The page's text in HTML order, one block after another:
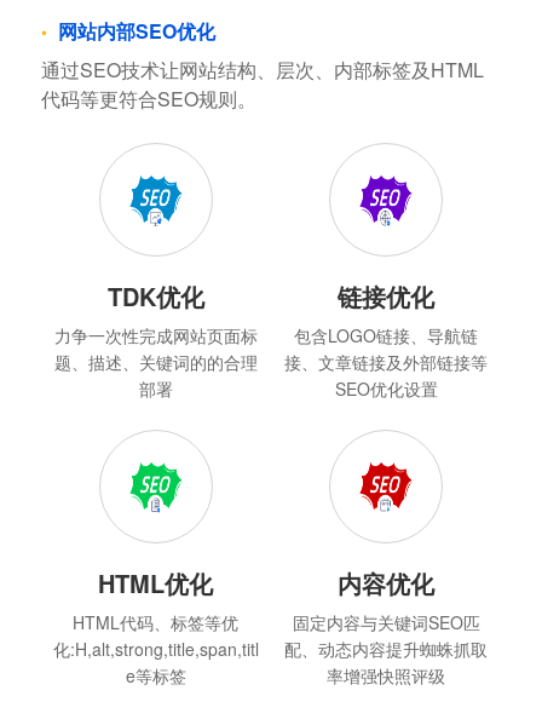
网站内部SEO优化
通过SEO技术让网站结构、层次、内部标签及HTML
代码等更符合SEO规则。
TDK优化
力争一次性完成网站页面标
题、描述、关键词的的合理
部署
链接优化
包含LOGO链接、导航链
接、文章链接及外部链接等
SEO优化设置
HTML优化
HTML代码、标签等优
化:H,alt,strong,title,span,titl
e等标签
内容优化
固定内容与关键词SEO匹
配、动态内容提升蜘蛛抓取
率增强快照评级